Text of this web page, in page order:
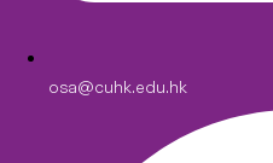
osa@cuhk.edu.hk